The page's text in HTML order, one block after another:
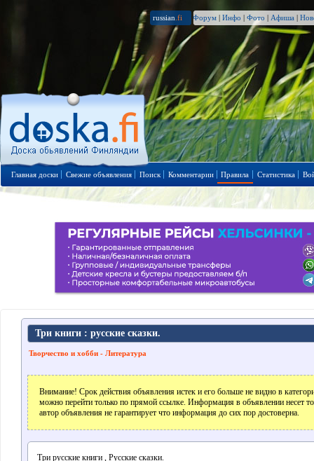
russian .fi Форум | Инфо | Фото | Афиша |
Главная доски Свежие объявления Поиск Комментарии Правила Статистика
Три книги : русские сказки.
Творчество и хобби - Литература
Внимание! Срок действия объявления истек и его больше не видно в
можно перейти только по прямой ссылке. Информация в объявлении несет
автор объявления не гарантирует что информация до сих пор достоверна.
Три русские книги , Русские сказки.